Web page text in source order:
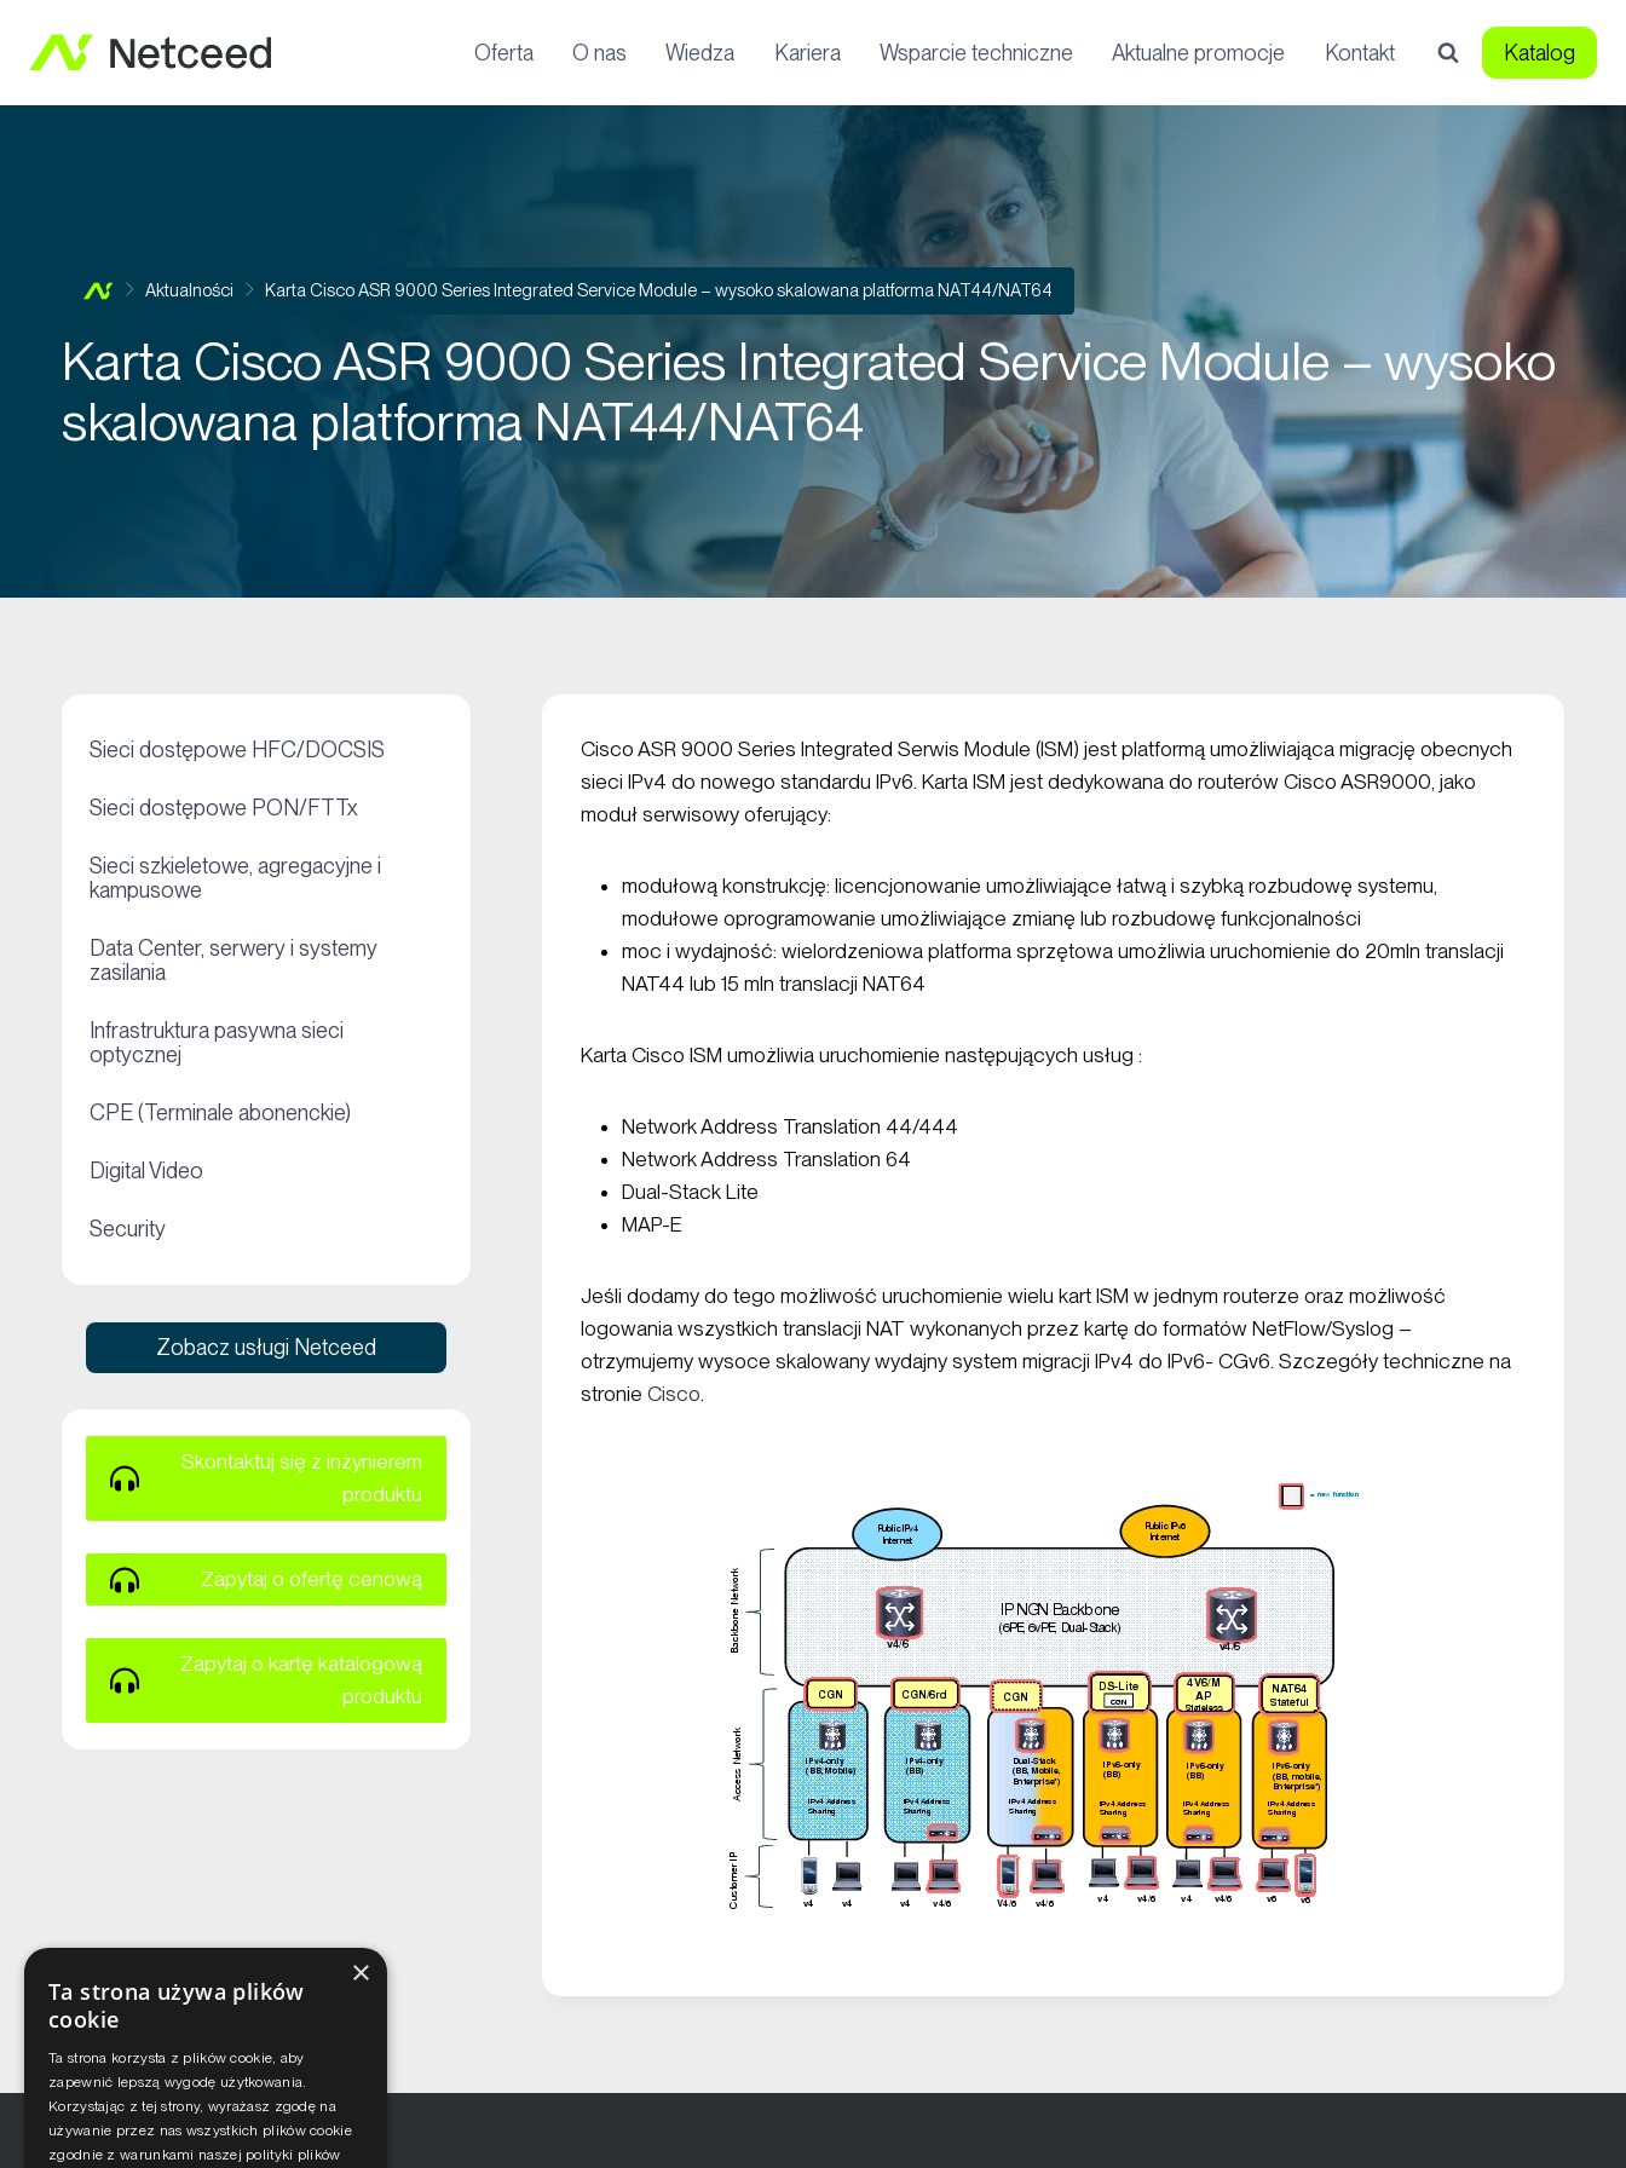
Oferta O nas Wiedza Kariera Wsparcie techniczne Aktualne promocje Kontakt Katalog
Aktualności Karta Cisco ASR 9000 Series Integrated Service Module – wysoko skalowana platforma NAT44/NAT64
Karta Cisco ASR 9000 Series Integrated Service Module – wysoko
skalowana platforma NAT44/NAT64
Cisco ASR 9000 Series Integrated Serwis Module (ISM) jest platformą umożliwiająca migrację obecnych
sieci IPv4 do nowego standardu IPv6. Karta ISM jest dedykowana do routerów Cisco ASR9000, jako
moduł serwisowy oferujący:
modułową konstrukcję: licencjonowanie umożliwiające łatwą i szybką rozbudowę systemu,
modułowe oprogramowanie umożliwiające zmianę lub rozbudowę funkcjonalności
moc i wydajność: wielordzeniowa platforma sprzętowa umożliwia uruchomienie do 20mln translacji
NAT44 lub 15 mln translacji NAT64
Karta Cisco ISM umożliwia uruchomienie następujących usług :
Network Address Translation 44/444
Network Address Translation 64
Dual-Stack Lite
MAP-E
Jeśli dodamy do tego możliwość uruchomienie wielu kart ISM w jednym routerze oraz możliwość
logowania wszystkich translacji NAT wykonanych przez kartę do formatów NetFlow/Syslog –
otrzymujemy wysoce skalowany wydajny system migracji IPv4 do IPv6- CGv6. Szczegóły techniczne na
stronieCisco.
Sieci dostępowe HFC/DOCSIS
Sieci dostępowe PON/FTTx
Sieci szkieletowe, agregacyjne i
kampusowe
Data Center, serwery i systemy
zasilania
Infrastruktura pasywna sieci
optycznej
CPE (Terminale abonenckie)
Digital Video
Security
Zobacz usługi Netceed
Skontaktuj się z inżynierem
produktu
Zapytaj o ofertę cenową
Zapytaj o kartę katalogową
produktu
×
Ta strona używa plików
cookie
Ta strona korzysta z plików cookie, aby
zapewnić lepszą wygodę użytkowania.
Korzystając z tej strony, wyrażasz zgodę na
używanie przez nas wszystkich plików cookie
zgodnie z warunkami naszej polityki plików